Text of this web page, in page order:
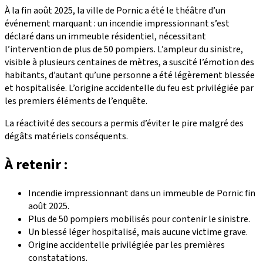
À la fin août 2025, la ville de Pornic a été le théâtre d’un
événement marquant : un incendie impressionnant s’est
déclaré dans un immeuble résidentiel, nécessitant
l’intervention de plus de 50 pompiers. L’ampleur du sinistre,
visible à plusieurs centaines de mètres, a suscité l’émotion des
habitants, d’autant qu’une personne a été légèrement blessée
et hospitalisée. L’origine accidentelle du feu est privilégiée par
les premiers éléments de l’enquête.
La réactivité des secours a permis d’éviter le pire malgré des
dégâts matériels conséquents.
À retenir :
Incendie impressionnant dans un immeuble de Pornic fin
août 2025.
Plus de 50 pompiers mobilisés pour contenir le sinistre.
Un blessé léger hospitalisé, mais aucune victime grave.
Origine accidentelle privilégiée par les premières
constatations.